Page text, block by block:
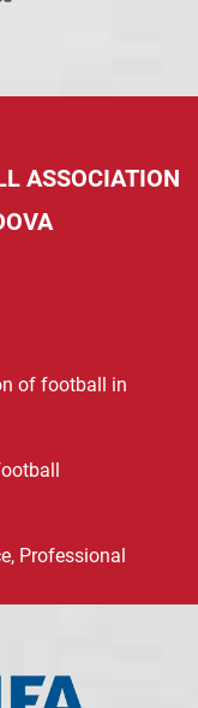
ASSOCIATION
of football in
Professional